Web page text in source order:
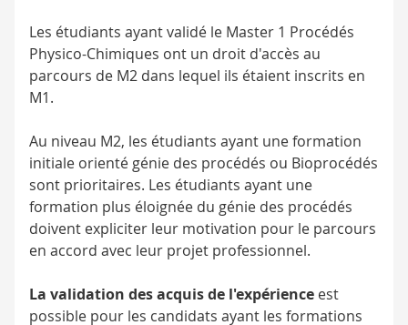
Les étudiants ayant validé le Master 1 Procédés
Physico-Chimiques ont un droit d'accès au
parcours de M2 dans lequel ils étaient inscrits en
M1.
Au niveau M2, les étudiants ayant une formation
initiale orienté génie des procédés ou Bioprocédés
sont prioritaires. Les étudiants ayant une
formation plus éloignée du génie des procédés
doivent expliciter leur motivation pour le parcours
en accord avec leur projet professionnel.
La validation des acquis de l'expérience est
possible pour les candidats ayant les formations